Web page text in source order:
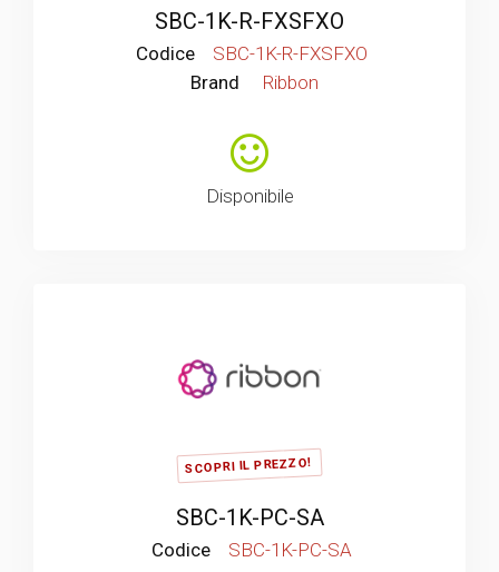
SBC-1K-R-FXSFXO
Codice
SBC-1K-R-FXSFXO
Brand
Ribbon
Disponibile
SCOPRI IL PREZZO!
SBC-1K-PC-SA
Codice
SBC-1K-PC-SA